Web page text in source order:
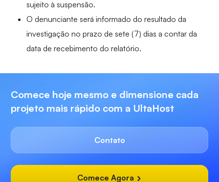
sujeito à suspensão.
O denunciante será informado do resultado da
investigação no prazo de sete (7) dias a contar da
data de recebimento do relatório.
Comece hoje mesmo e dimensione cada
projeto mais rápido com a UltaHost
Contato
Comece Agora